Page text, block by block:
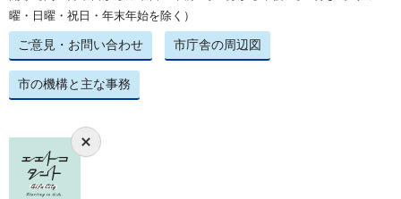
曜・日曜・祝日・年末年始を除く）
ご意見・お問い合わせ 市庁舎の周辺図
市の機構と主な事務